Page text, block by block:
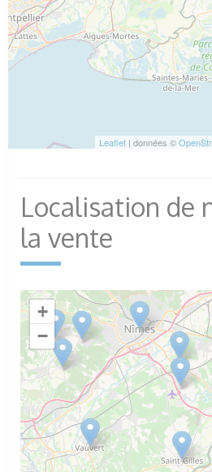
Leaflet | données ©
Localisation de
la vente
+
−